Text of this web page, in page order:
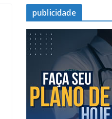
publicidade